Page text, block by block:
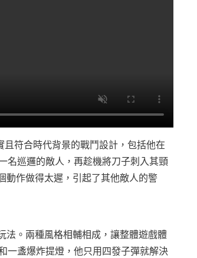
且符合時代背景的戰鬥設計，包括他在
名巡邏的敵人，再趁機將刀子刺入其頸
動作做得太遲，引起了其他敵人的警
法。兩種風格相輔相成，讓整體遊戲體
一盞爆炸提燈，他只用四發子彈就解決